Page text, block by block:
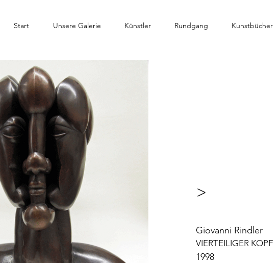
Start Unsere Galerie Künstler Rundgang Kunstbücher
>
Giovanni Rindler
VIERTEILIGER KOPF
1998